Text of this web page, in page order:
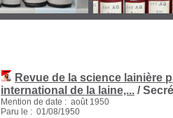
Revue de la science lainière
international de la laine,... /
Mention de date : août 1950
Paru le : 01/08/1950